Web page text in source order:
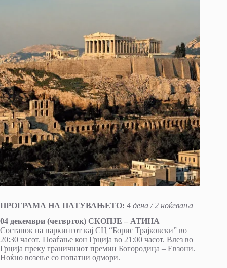
ПРОГРАМА НА ПАТУВАЊЕТО: 4 дена / 2 ноќевањa
04 декември (четврток) СКОПЈЕ – АТИНА
Состанок на паркингот кај СЦ “Борис Трајковски” во
20:30 часот. Поаѓање кон Грција во 21:00 часот. Влез во
Грција преку граничниот премин Богородица – Евзони.
Ноќно возење со попатни одмори.